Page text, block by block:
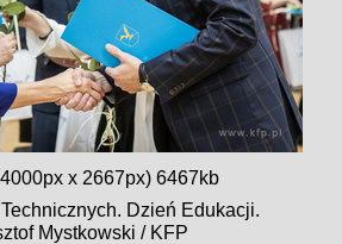
x 2667px) 6467kb
Technicznych. Dzień Edukacji.
Mystkowski / KFP